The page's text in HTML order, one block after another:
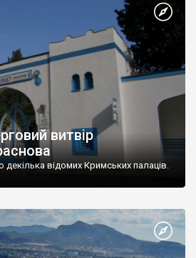
витвір
декілька відомих Кримських палаців.